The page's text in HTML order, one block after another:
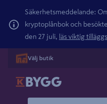
Säkerhetsmeddelande:
kryptoplånbok och
den 27 juli, läs viktig
Välj butik